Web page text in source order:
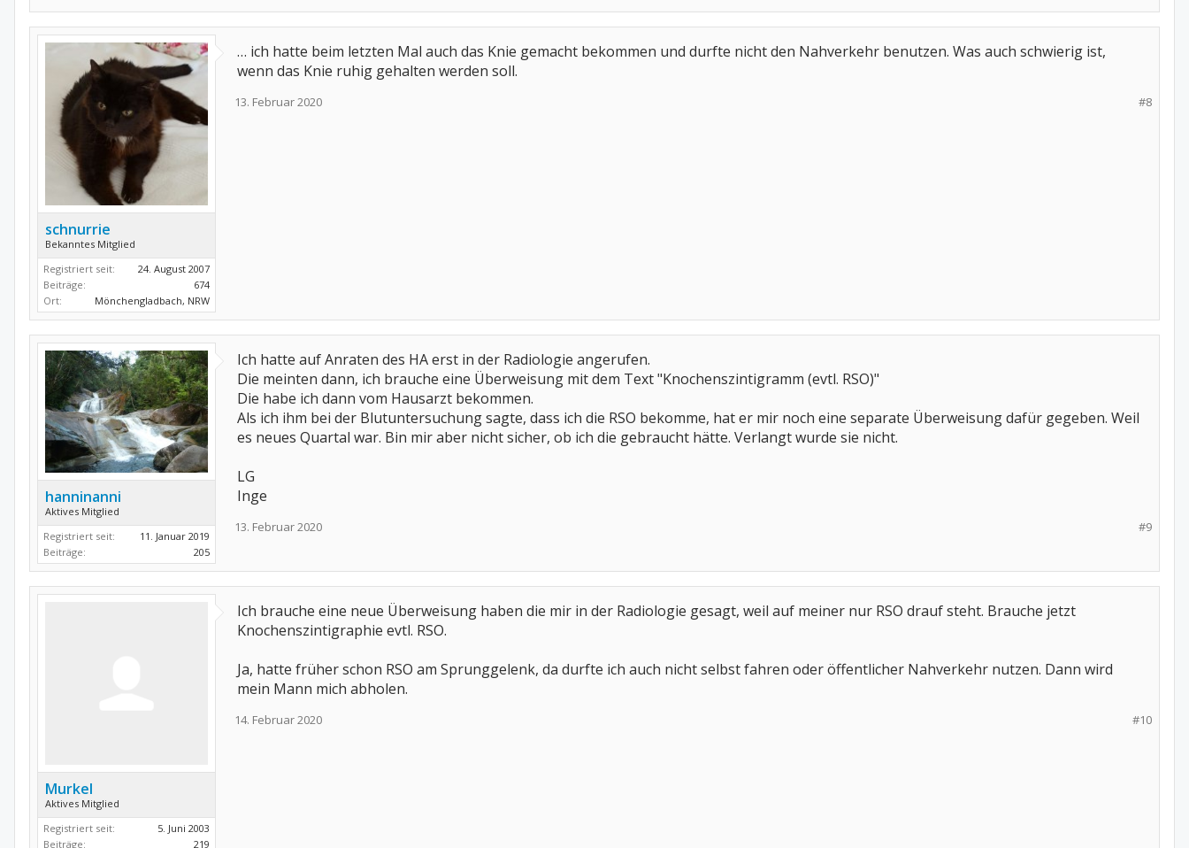
schnurrie
Bekanntes Mitglied
Registriert seit:
24. August 2007
Beiträge:
674
Ort:
Mönchengladbach, NRW
… ich hatte beim letzten Mal auch das Knie gemacht bekommen und durfte nicht den Nahverkehr benutzen. Was auch schwierig ist,
wenn das Knie ruhig gehalten werden soll.
#8
13. Februar 2020
hanninanni
Aktives Mitglied
Registriert seit:
11. Januar 2019
Beiträge:
205
Ich hatte auf Anraten des HA erst in der Radiologie angerufen.
Die meinten dann, ich brauche eine Überweisung mit dem Text "Knochenszintigramm (evtl. RSO)"
Die habe ich dann vom Hausarzt bekommen.
Als ich ihm bei der Blutuntersuchung sagte, dass ich die RSO bekomme, hat er mir noch eine separate Überweisung dafür gegeben. Weil
es neues Quartal war. Bin mir aber nicht sicher, ob ich die gebraucht hätte. Verlangt wurde sie nicht.
LG
Inge
#9
13. Februar 2020
Murkel
Aktives Mitglied
Registriert seit:
5. Juni 2003
Beiträge:
219
Ich brauche eine neue Überweisung haben die mir in der Radiologie gesagt, weil auf meiner nur RSO drauf steht. Brauche jetzt
Knochenszintigraphie evtl. RSO.
Ja, hatte früher schon RSO am Sprunggelenk, da durfte ich auch nicht selbst fahren oder öffentlicher Nahverkehr nutzen. Dann wird
mein Mann mich abholen.
#10
14. Februar 2020